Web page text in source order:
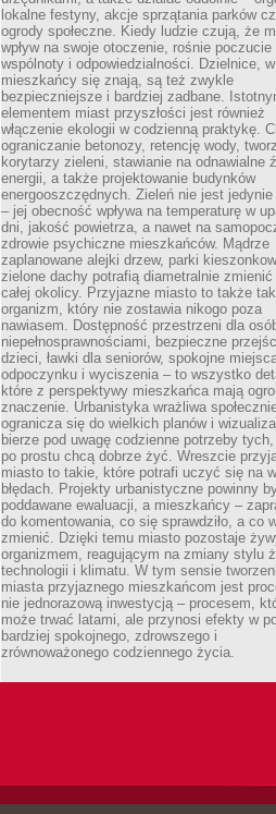
lokalne festyny, akcje sprzątania parków
ogrody społeczne. Kiedy ludzie czują, że
wpływ na swoje otoczenie, rośnie poczucie
wspólnoty i odpowiedzialności. Dzielnice,
mieszkańcy się znają, są też zwykle
bezpieczniejsze i bardziej zadbane.
elementem miast przyszłości jest również
włączenie ekologii w codzienną praktykę.
ograniczanie betonozy, retencję wody,
korytarzy zieleni, stawianie na odnawialne
energii, a także projektowanie budynków
energooszczędnych. Zieleń nie jest jedynie
– jej obecność wpływa na temperaturę w
dni, jakość powietrza, a nawet na
zdrowie psychiczne mieszkańców. Mądrze
zaplanowane alejki drzew, parki
zielone dachy potrafią diametralnie zmienić
całej okolicy. Przyjazne miasto to także
organizm, który nie zostawia nikogo poza
nawiasem. Dostępność przestrzeni dla
niepełnosprawnościami, bezpieczne
dzieci, ławki dla seniorów, spokojne
odpoczynku i wyciszenia – to wszystko
które z perspektywy mieszkańca mają
znaczenie. Urbanistyka wrażliwa
ogranicza się do wielkich planów i
bierze pod uwagę codzienne potrzeby
po prostu chcą dobrze żyć. Wreszcie
miasto to takie, które potrafi uczyć się na
błędach. Projekty urbanistyczne powinny
poddawane ewaluacji, a mieszkańcy –
do komentowania, co się sprawdziło, a co
zmienić. Dzięki temu miasto pozostaje
organizmem, reagującym na zmiany stylu
technologii i klimatu. W tym sensie
miasta przyjaznego mieszkańcom jest
nie jednorazową inwestycją – procesem,
może trwać latami, ale przynosi efekty w
bardziej spokojnego, zdrowszego i
zrównoważonego codziennego życia.